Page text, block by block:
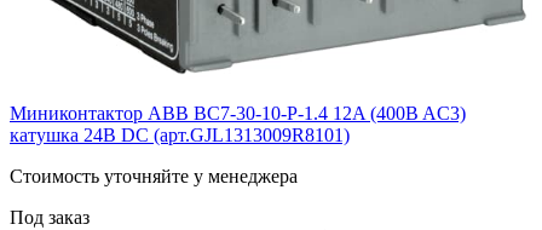
Миниконтактор ABB ВC7-30-10-P-1.4 12A (400B AC3)
катушка 24B DС (арт.GJL1313009R8101)
Cтоимость уточняйте у менеджера
Под заказ